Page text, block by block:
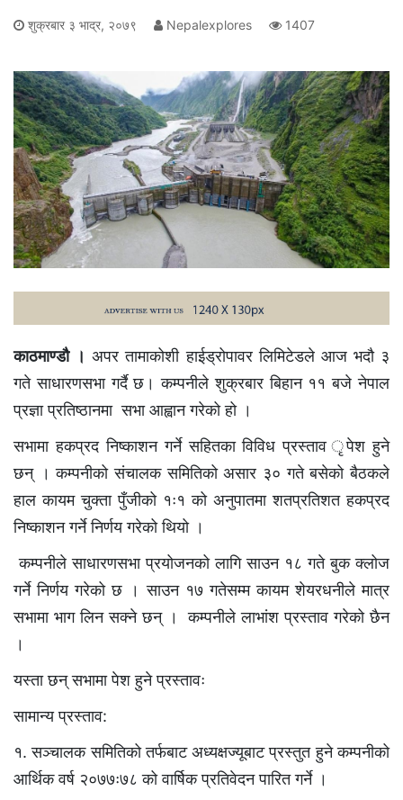
शुक्रबार ३ भाद्र, २०७९ Nepalexplores 1407
काठमाण्डौ । अपर तामाकोशी हाईड्रोपावर लिमिटेडले आज भदौ ३
गते साधारणसभा गर्दै छ। कम्पनीले शुक्रबार बिहान ११ बजे नेपाल
प्रज्ञा प्रतिष्ठानमा सभा आह्वान गरेको हो ।
सभामा हकप्रद निष्काशन गर्ने सहितका विविध प्रस्ताव ृपेश हुने
छन् । कम्पनीको संचालक समितिको असार ३० गते बसेको बैठकले
हाल कायम चुक्ता पुँजीको १ः१ को अनुपातमा शतप्रतिशत हकप्रद
निष्काशन गर्ने निर्णय गरेको थियो ।
कम्पनीले साधारणसभा प्रयोजनको लागि साउन १८ गते बुक क्लोज
गर्ने निर्णय गरेको छ । साउन १७ गतेसम्म कायम शेयरधनीले मात्र
सभामा भाग लिन सक्ने छन् । कम्पनीले लाभांश प्रस्ताव गरेको छैन
।
यस्ता छन् सभामा पेश हुने प्रस्तावः
सामान्य प्रस्ताव:
१. सञ्चालक समितिको तर्फबाट अध्यक्षज्यूबाट प्रस्तुत हुने कम्पनीको
आर्थिक वर्ष २०७७ः७८ को वार्षिक प्रतिवेदन पारित गर्ने ।